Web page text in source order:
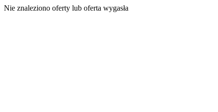
Nie znaleziono oferty lub oferta wygasła